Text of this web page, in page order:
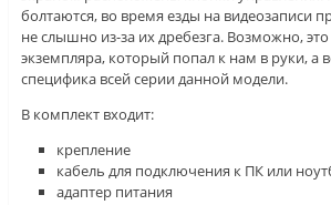
болтаются, во время езды на видеозаписи
не слышно из-за их дребезга. Возможно,
экземпляра, который попал к нам в руки, а
специфика всей серии данной модели.
В комплект входит:
крепление
кабель для подключения к ПК или
адаптер питания